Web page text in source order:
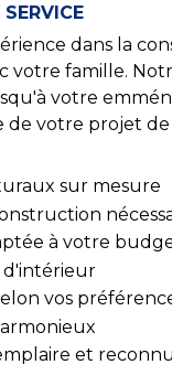
dans la
votre famille.
votre
de votre projet
sur mesure
à votre
d'intérieur
vos
et